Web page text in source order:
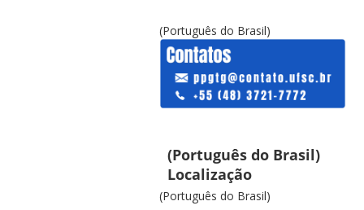
(Português do Brasil)
(Português do Brasil)
Localização
(Português do Brasil)